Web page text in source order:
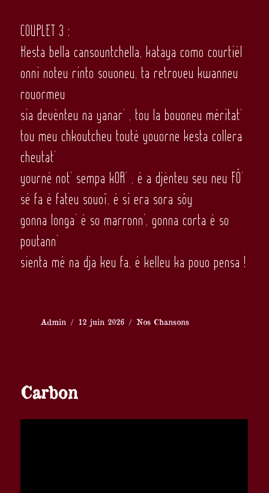
COUPLET 3 :
Kesta bella cansountchella, kataya como courtièl
onni noteu rinto souoneu, ta retroveu kwanneu
rouormeu
sia devènteu na yanar’ , tou la bouoneu méritat’
tou meu chkoutcheu touté youorne kesta collera
cheutat’
yourné not’ sempa kOR’ , é a djènteu seu neu FÔ’
sé fa é fateu souoï, é si era sora sôy
gonna longa’ é so marronn’, gonna corta é so
poutann’
sienta mé na dja keu fa, é kelleu ka pouo pensa !
Auteur
Admin
Publié
12 juin 2026 Catégories
Nos Chansons
Carbon